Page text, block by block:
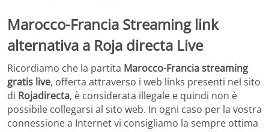
Marocco-Francia Streaming link
alternativa a Roja directa Live
Ricordiamo che la partita Marocco-Francia streaming
gratis live, offerta attraverso i web links presenti nel sito
di Rojadirecta, è considerata illegale e quindi non è
possibile collegarsi al sito web. In ogni caso per la vostra
connessione a Internet vi consigliamo la sempre ottima